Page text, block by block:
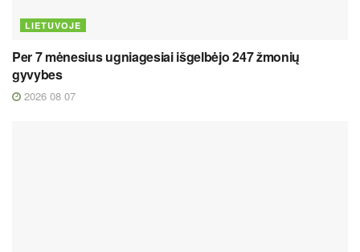
LIETUVOJE
Per 7 mėnesius ugniagesiai išgelbėjo 247 žmonių
gyvybes
2026 08 07